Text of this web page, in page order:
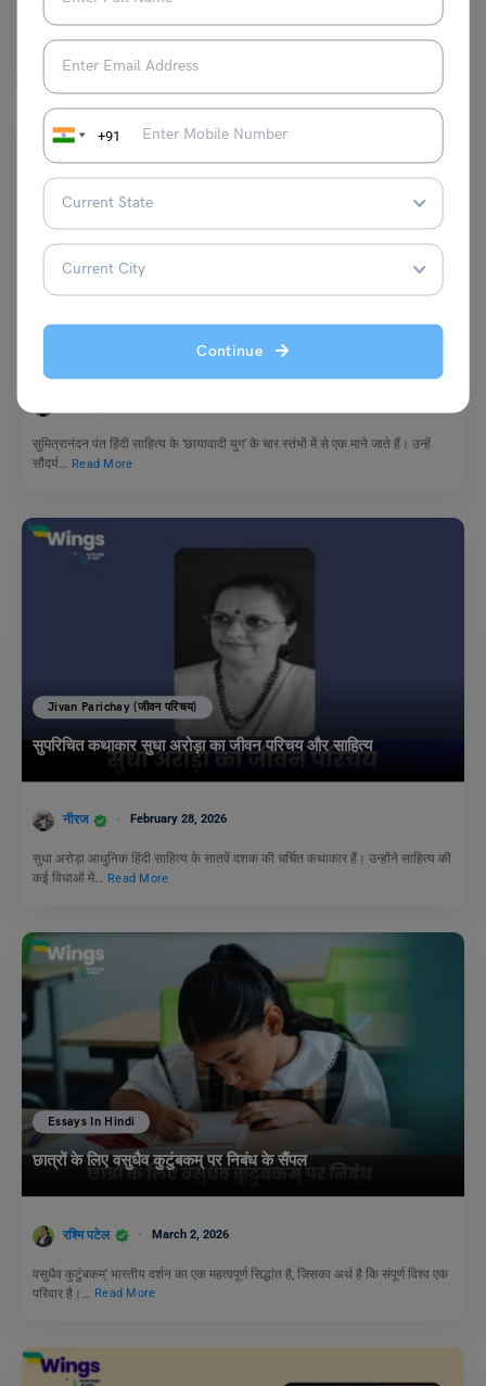
+91
Continue
स्कूल असेंबली में समाचार पढ़ने का उद्देश्य केवल जानकारी देना नहीं, बल्कि छात्रों को देश-
दुनिया की महत्वपूर्ण घटनाओं…
Jivan Parichay (जीवन परिचय)
‘प्रकृति के सुकुमार कवि’ सुमित्रानंदन पंत का जीवन परिचय और साहित्य
सुमित्रानंदन पंत हिंदी साहित्य के ‘छायावादी युग’ के चार स्तंभों में से एक माने जाते हैं। उन्हें
सौंदर्य…
Read More
Jivan Parichay (जीवन परिचय)
सुपरिचित कथाकार सुधा अरोड़ा का जीवन परिचय और साहित्य
नीरज February 28, 2026
सुधा अरोड़ा आधुनिक हिंदी साहित्य के सातवें दशक की चर्चित कथाकार हैं। उन्होंने साहित्य की
कई विधाओं में… Read More
Essays In Hindi
छात्रों के लिए वसुधैव कुटुंबकम् पर निबंध के सैंपल
रश्मि पटेल March 2, 2026
वसुधैव कुटुंबकम्’ भारतीय दर्शन का एक महत्वपूर्ण सिद्धांत है, जिसका अर्थ है कि संपूर्ण विश्व एक
परिवार है।…
Read More